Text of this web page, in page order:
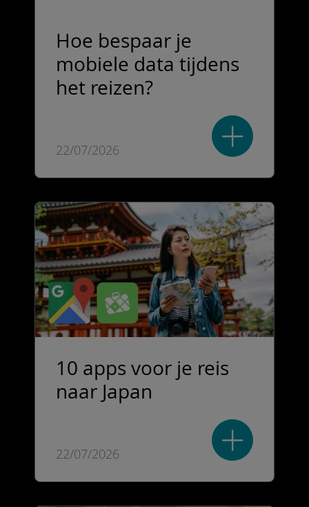
Hoe bespaar je
mobiele data tijdens
het reizen?
22/07/2026
10 apps voor je reis
naar Japan
22/07/2026